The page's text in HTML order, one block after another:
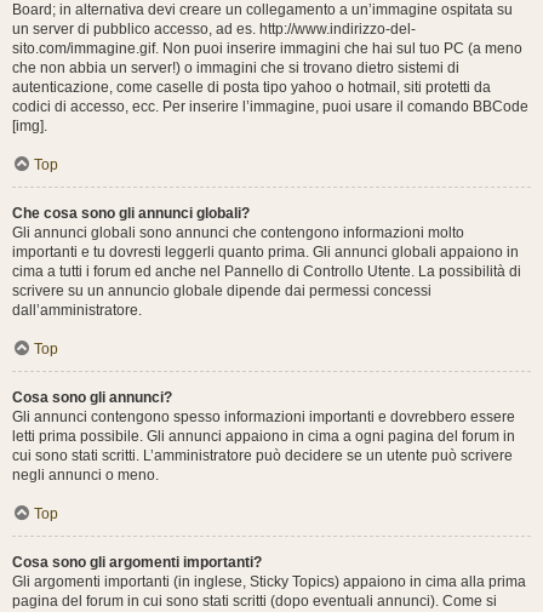
Board; in alternativa devi creare un collegamento a un’immagine ospitata su
un server di pubblico accesso, ad es. http://www.indirizzo-del-
sito.com/immagine.gif. Non puoi inserire immagini che hai sul tuo PC (a meno
che non abbia un server!) o immagini che si trovano dietro sistemi di
autenticazione, come caselle di posta tipo yahoo o hotmail, siti protetti da
codici di accesso, ecc. Per inserire l’immagine, puoi usare il comando BBCode
[img].
Top
Che cosa sono gli annunci globali?
Gli annunci globali sono annunci che contengono informazioni molto
importanti e tu dovresti leggerli quanto prima. Gli annunci globali appaiono in
cima a tutti i forum ed anche nel Pannello di Controllo Utente. La possibilità di
scrivere su un annuncio globale dipende dai permessi concessi
dall’amministratore.
Top
Cosa sono gli annunci?
Gli annunci contengono spesso informazioni importanti e dovrebbero essere
letti prima possibile. Gli annunci appaiono in cima a ogni pagina del forum in
cui sono stati scritti. L’amministratore può decidere se un utente può scrivere
negli annunci o meno.
Top
Cosa sono gli argomenti importanti?
Gli argomenti importanti (in inglese, Sticky Topics) appaiono in cima alla prima
pagina del forum in cui sono stati scritti (dopo eventuali annunci). Come si